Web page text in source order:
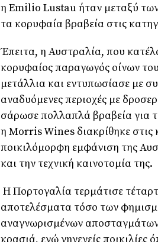
η Emilio Lustauήταν μεταξύ
τα κορυφαία βραβεία στις
Έπειτα, η Αυστραλία, που
κορυφαίος παραγωγός οίνων
μετάλλια και εντυπωσίασε με
αναδυόμενες περιοχές με
σάρωσε πολλαπλά βραβεία για
η Morris Wines διακρίθηκε
ποικιλόμορφη εμφάνιση της
και την τεχνική καινοτομία της.
Η Πορτογαλία τερμάτισε
αποτελέσματα τόσο των
αναγνωρισμένων